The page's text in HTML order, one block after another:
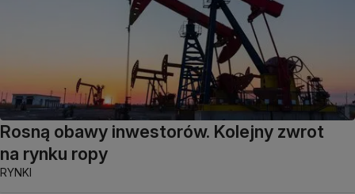
Rosną obawy inwestorów. Kolejny zwrot
na rynku ropy
RYNKI